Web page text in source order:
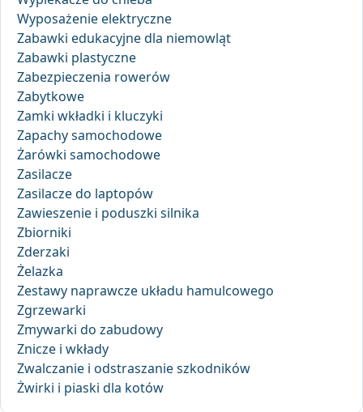
Wyposażenie elektryczne
Zabawki edukacyjne dla niemowląt
Zabawki plastyczne
Zabezpieczenia rowerów
Zabytkowe
Zamki wkładki i kluczyki
Zapachy samochodowe
Żarówki samochodowe
Zasilacze
Zasilacze do laptopów
Zawieszenie i poduszki silnika
Zbiorniki
Zderzaki
Żelazka
Zestawy naprawcze układu hamulcowego
Zgrzewarki
Zmywarki do zabudowy
Znicze i wkłady
Zwalczanie i odstraszanie szkodników
Żwirki i piaski dla kotów